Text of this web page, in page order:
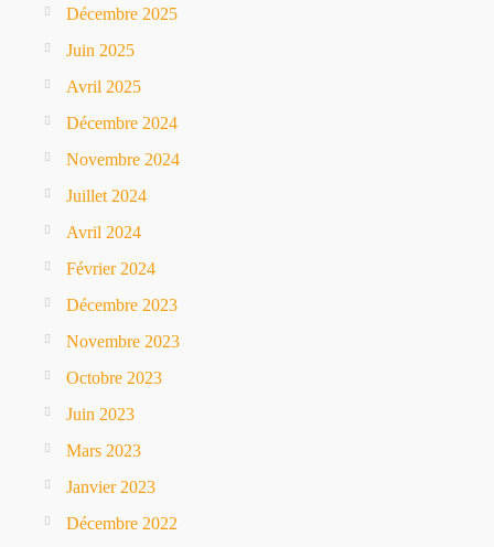
Décembre 2025
Juin 2025
Avril 2025
Décembre 2024
Novembre 2024
Juillet 2024
Avril 2024
Février 2024
Décembre 2023
Novembre 2023
Octobre 2023
Juin 2023
Mars 2023
Janvier 2023
Décembre 2022